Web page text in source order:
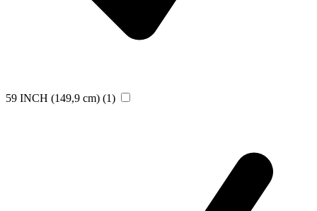
59 INCH (149,9 cm) (1)